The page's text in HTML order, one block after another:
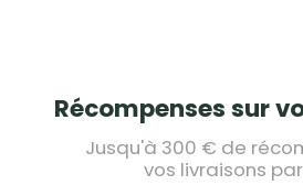
Récompenses sur
Jusqu'à 300 € de
vos livraisons